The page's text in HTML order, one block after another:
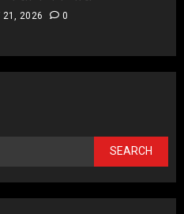
21, 2026 0
SEARCH